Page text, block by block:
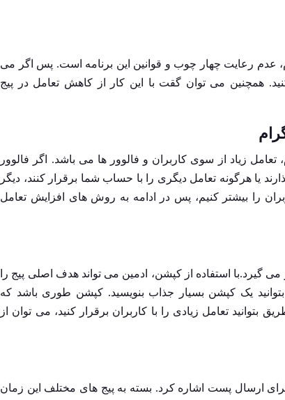
عدم رعایت چهار چوب و قوانین این برنامه است. پس اگر می
همچنین می توان گقت با این کار از کاهش تعامل در پیج
زیاد از سوی کاربران و فالوور ها می باشد. اگر فالوور
یا هرگونه تعامل دیگری را با حساب شما برقرار کنند، دیگر
را بیشتر کنیم، پس در ادامه به روش های افزایش تعامل
استفاده از کپشن، ادمین می تواند هدف اصلی پیج را
یک کپشن بسیار جذاب بنویسید. کپشن طوری باشد که
تعامل زیادی را با کاربران برقرار کنید، می توان از
ارسال پست اشاره کرد. بسته به پیج های مختلف این زمان